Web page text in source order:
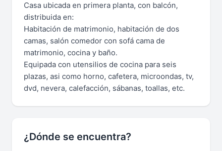
Casa ubicada en primera planta, con balcón,
distribuida en:
Habitación de matrimonio, habitación de dos
camas, salón comedor con sofá cama de
matrimonio, cocina y baño.
Equipada con utensilios de cocina para seis
plazas, asi como horno, cafetera, microondas, tv,
dvd, nevera, calefacción, sábanas, toallas, etc.
¿Dónde se encuentra?